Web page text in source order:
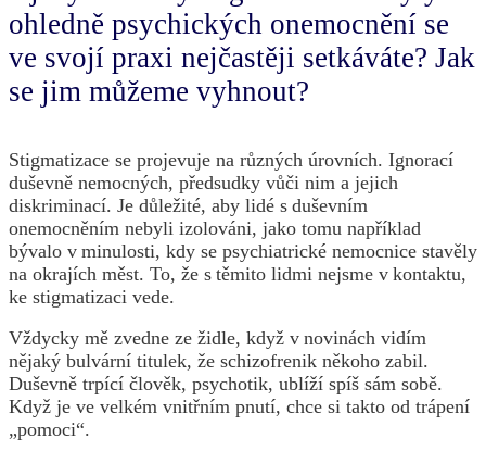
ohledně psychických onemocnění se
ve svojí praxi nejčastěji setkáváte? Jak
se jim můžeme vyhnout?
Stigmatizace se projevuje na různých úrovních. Ignorací
duševně nemocných, předsudky vůči nim a jejich
diskriminací. Je důležité, aby lidé s duševním
onemocněním nebyli izolováni, jako tomu například
bývalo v minulosti, kdy se psychiatrické nemocnice stavěly
na okrajích měst. To, že s těmito lidmi nejsme v kontaktu,
ke stigmatizaci vede.
Vždycky mě zvedne ze židle, když v novinách vidím
nějaký bulvární titulek, že schizofrenik někoho zabil.
Duševně trpící člověk, psychotik, ublíží spíš sám sobě.
Když je ve velkém vnitřním pnutí, chce si takto od trápení
„pomoci“.